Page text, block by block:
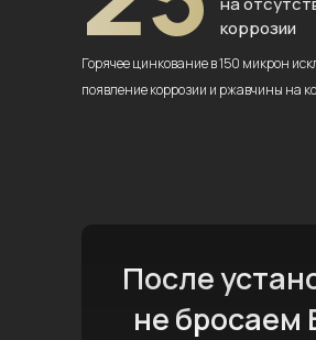
коррозии
Горячее цинкование в 150 микрон
появление коррозии и ржавчины на
После
не бросаем